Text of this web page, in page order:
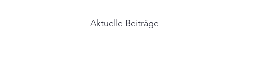
Aktuelle Beiträge